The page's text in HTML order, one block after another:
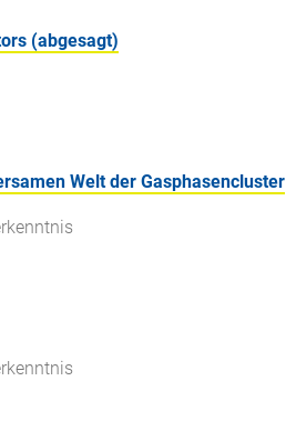
(abgesagt)
Welt der Gasphasencluster